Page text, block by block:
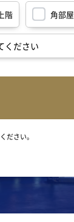
階 角部屋
ださい。